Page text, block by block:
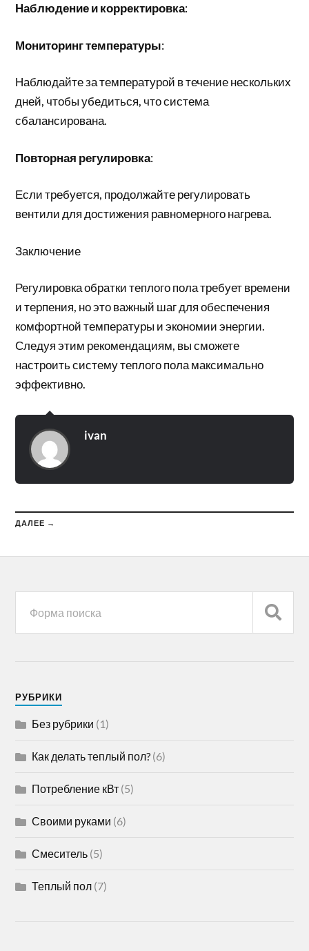
Наблюдение и корректировка:
Мониторинг температуры:
Наблюдайте за температурой в течение нескольких
дней, чтобы убедиться, что система
сбалансирована.
Повторная регулировка:
Если требуется, продолжайте регулировать
вентили для достижения равномерного нагрева.
Заключение
Регулировка обратки теплого пола требует времени
и терпения, но это важный шаг для обеспечения
комфортной температуры и экономии энергии.
Следуя этим рекомендациям, вы сможете
настроить систему теплого пола максимально
эффективно.
ivan
ДАЛЕЕ →
РУБРИКИ
Без рубрики (1)
Как делать теплый пол? (6)
Потребление кВт (5)
Своими руками (6)
Смеситель (5)
Теплый пол (7)